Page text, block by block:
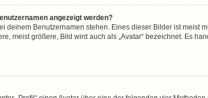
angezeigt werden?
deinem Benutzernamen stehen. Eines dieser Bilder ist
meist größere, Bild wird auch als „Avatar“ bezeichnet. Es